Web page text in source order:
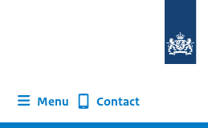
homepage
Menu Contact